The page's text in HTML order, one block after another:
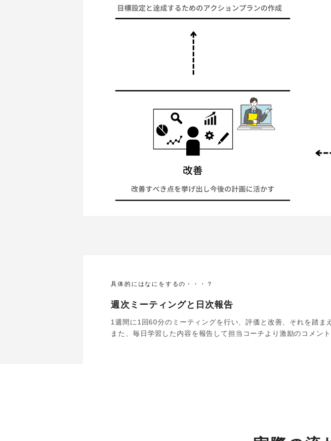
具体的にはなにをするの・・・？
週次ミーティングと日次報告
1週間に1回60分のミーティングを行い、評価と改善、それを踏ま
また、毎日学習した内容を報告して担当コーチより激励のコメン